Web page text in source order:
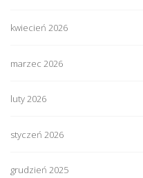
kwiecień 2026
marzec 2026
luty 2026
styczeń 2026
grudzień 2025